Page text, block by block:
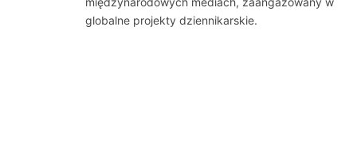
globalne projekty dziennikarskie.